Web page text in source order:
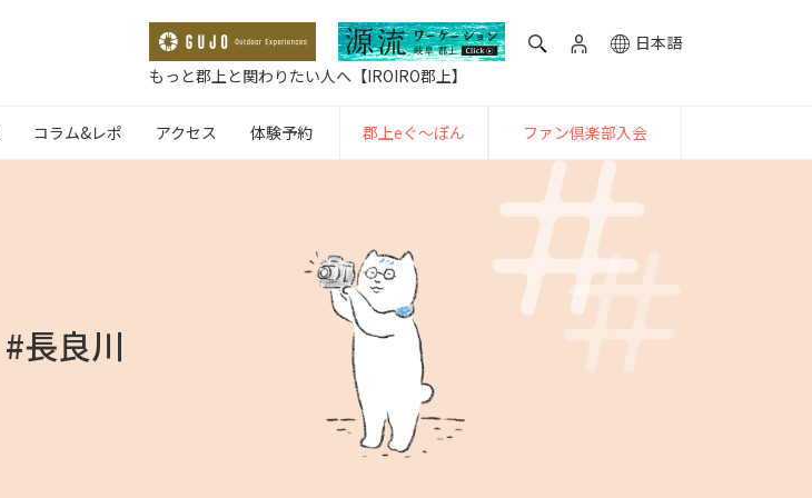
日本語
もっと郡上と関わりたい人へ【IROIRO郡上】
コラム&レポ アクセス 体験予約 郡上eぐ〜ぽん ファン倶楽部入会
#長良川